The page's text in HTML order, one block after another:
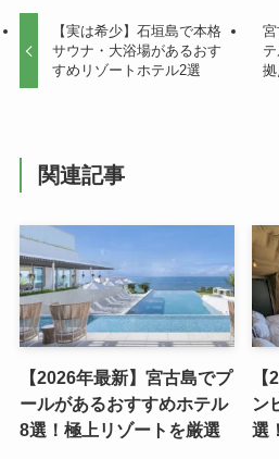
【実は希少】石垣島で本格
サウナ・大浴場があるおす
すめリゾートホテル2選
関連記事
【2026年最新】宮古島でプ
ールがあるおすすめホテル
8選！極上リゾートを厳選
ン
選